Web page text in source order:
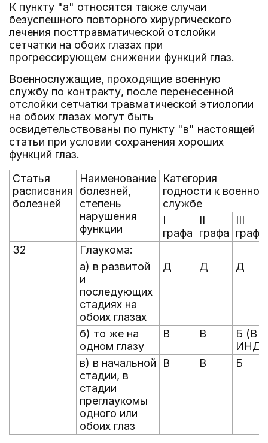
К пункту "а" относятся также случаи
безуспешного повторного хирургического
лечения посттравматической отслойки
сетчатки на обоих глазах при
прогрессирующем снижении функций глаз.
Военнослужащие, проходящие военную
службу по контракту, после перенесенной
отслойки сетчатки травматической этиологии
на обоих глазах могут быть
освидетельствованы по пункту "в" настоящей
статьи при условии сохранения хороших
функций глаз.
Статья
расписания
болезней
Наименование
болезней,
степень
нарушения
функции
Категория
годности к военной
службе
I
графа
II
графа
III
графа
32
Глаукома:
а) в развитой
и
последующих
стадиях на
обоих глазах
Д Д Д
б) то же на
одном глазу
В В
Б (В -
ИНД)
в) в начальной
стадии, в
стадии
преглаукомы
одного или
обоих глаз
В В Б